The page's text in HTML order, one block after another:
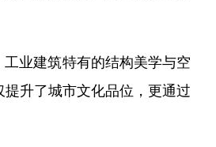
业建筑特有的结构美学与空
升了城市文化品位，更通过